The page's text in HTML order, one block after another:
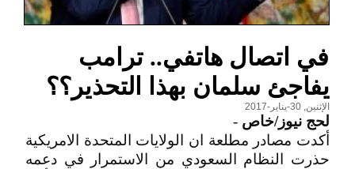
في اتصال هاتفي.. ترامب
يفاجئ سلمان بهذا التحذير؟؟
الإثنين, 30-يناير-2017
لحج نيوز/خاص -
أكدت مصادر مطلعة ان الولايات المتحدة الامريكية
حذرت النظام السعودي من الاستمرار في دعمه